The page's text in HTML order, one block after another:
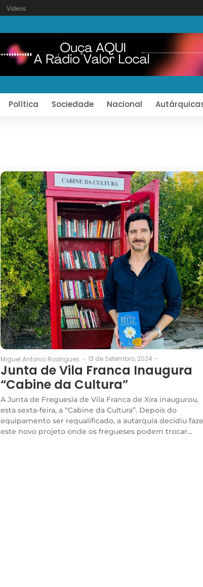
Vídeos
Política Sociedade Nacional
Miguel Antonio Rodrigues - 13 de Setembro, 2024 -
Junta de Vila Franca Inaugura
“Cabine da Cultura”
A Junta de Freguesia de Vila Franca de Xira inaugurou,
esta sexta-feira, a “Cabine da Cultura”. Depois do
equipamento ser requalificado, a autarquia decidiu
este novo projeto onde os fregueses podem trocar...